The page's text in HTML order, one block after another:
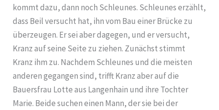
kommt dazu, dann noch Schleunes. Schleunes erzählt,
dass Beil versucht hat, ihn vom Bau einer Brücke zu
überzeugen. Er sei aber dagegen, und er versucht,
Kranz auf seine Seite zu ziehen. Zunächst stimmt
Kranz ihm zu. Nachdem Schleunes und die meisten
anderen gegangen sind, trifft Kranz aber auf die
Bauersfrau Lotte aus Langenhain und ihre Tochter
Marie. Beide suchen einen Mann, der sie bei der